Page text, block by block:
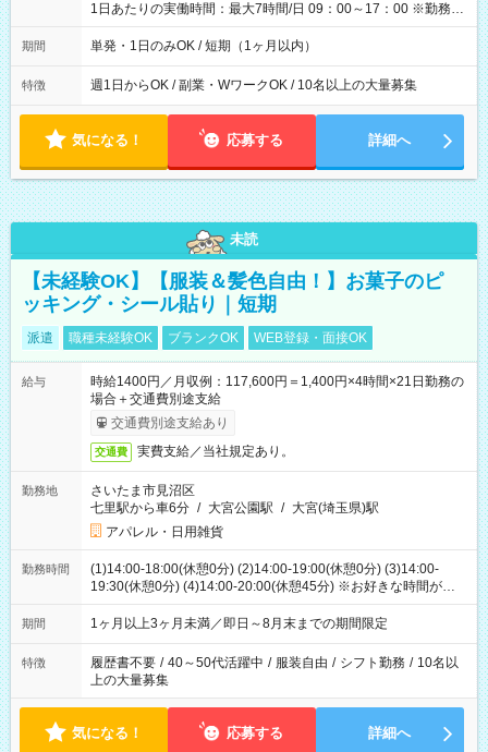
1日あたりの実働時間：最大7時間/日 09：00～17：00 ※勤務時
間は 試験により異なります。
期間 単発・1日のみOK / 短期（1ヶ月以内）
特徴 週1日からOK / 副業・WワークOK / 10名以上の大量募集
気になる！ 応募する 詳細へ
未読
【未経験OK】【服装＆髪色自由！】お菓子のピ
ッキング・シール貼り｜短期
派遣 職種未経験OK ブランクOK WEB登録・面接OK
給与
時給1400円／月収例：117,600円＝1,400円×4時間×21日勤務の
場合＋交通費別途支給
交通費別途支給あり
交通費 実費支給／当社規定あり。
勤務地
さいたま市見沼区
七里駅から車6分 / 大宮公園駅 / 大宮(埼玉県)駅
アパレル・日用雑貨
勤務時間
(1)14:00-18:00(休憩0分) (2)14:00-19:00(休憩0分) (3)14:00-
19:30(休憩0分) (4)14:00-20:00(休憩45分) ※お好きな時間が選べ
ます
期間 1ヶ月以上3ヶ月未満／即日～8月末までの期間限定
特徴 履歴書不要 / 40～50代活躍中 / 服装自由 / シフト勤務 / 10名以
上の大量募集
気になる！ 応募する 詳細へ